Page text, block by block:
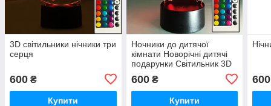
3D світильники нічники три
серця
600 ₴
Купити
Ночники до дитячої
кімнати Новорічні дитячі
подарунки Світильник 3D
600₴
Купити
600